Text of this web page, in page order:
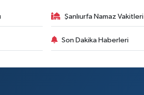
Şanlıurfa Namaz Vakitleri
Son Dakika Haberleri